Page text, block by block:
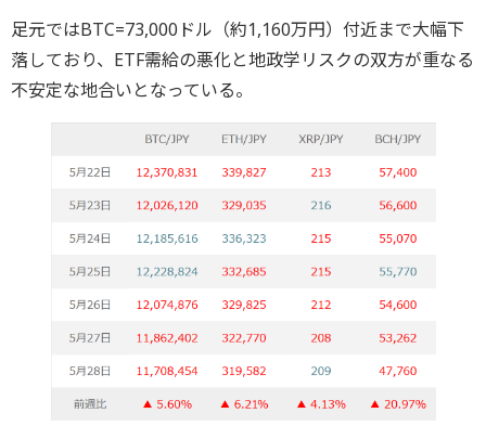
足元ではBTC=73,000ドル（約1,160万円）付近まで大幅下
落しており、ETF需給の悪化と地政学リスクの双方が重なる
不安定な地合いとなっている。